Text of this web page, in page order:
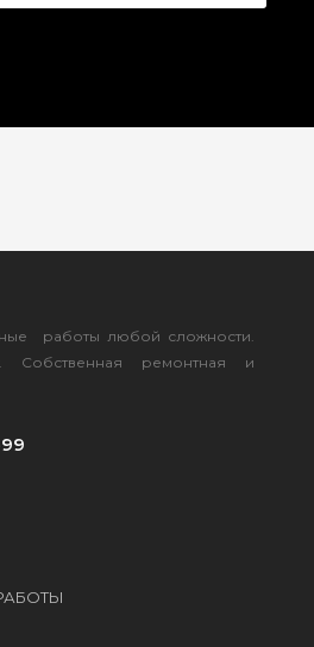
работы любой сложности.
ремонтная и